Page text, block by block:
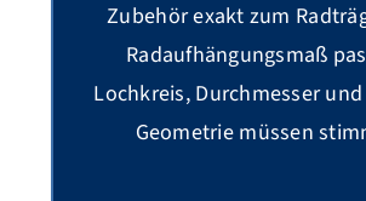
Zubehör exakt zum
Radaufhängungsmaß
Lochkreis, Durchmesser
Geometrie müssen